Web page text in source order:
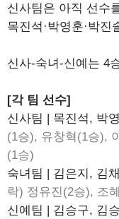
신사팀은 아직 선수
목진석·박영훈·박진
신사-숙녀-신예는 4
[각 팀 선수]
신사팀 | 목진석, 박
(1승), 유창혁(1승),
(1승)
숙녀팀 | 김은지, 김
락) 정유진(2승), 조
신예팀 | 김승구, 김